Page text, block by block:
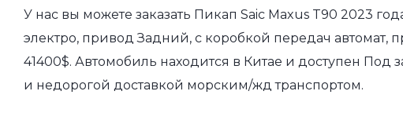
У нас вы можете заказать Пикап Saic Maxus T90 2023
электро, привод Задний, с коробкой передач автомат,
41400$. Автомобиль находится в Китае и доступен Под
и недорогой доставкой морским/жд транспортом.